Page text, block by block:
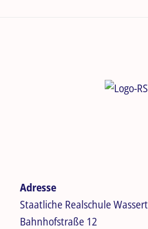
Adresse
Staatliche Realschule
Bahnhofstraße 12